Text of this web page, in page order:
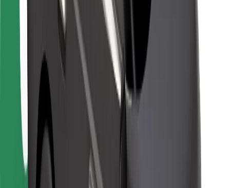
Keleiviams
Kurjeriams
„Bolt Food“
Automobilių nuomos įmonių savininkams
„Bolt for Business“
Paslaugų teikėjai